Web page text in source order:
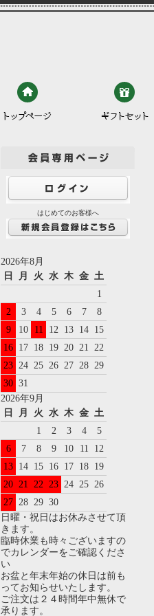
はじめてのお客様へ
2026年8月
日
月 火 水 木 金 土
1
2
3 4 5 6 7
8
9
10 11 12 13 14 15
16 17 18 19 20 21 22
23 24 25 26 27 28 29
30 31
2026年9月
日
月 火 水 木 金 土
1
2 3 4
5
6
7 8 9 10 11
12
13 14 15 16 17 18 19
20 21 22 23 24 25 26
27 28 29 30
日曜・祝日はお休みさせて頂
きます。
臨時休業も時々ございますの
でカレンダーをご確認くださ
い
お盆と年末年始の休日は前も
ってお知らせいたします。
ご注文は２４時間年中無休で
承ります。